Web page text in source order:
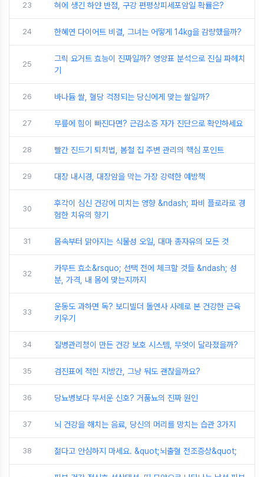
23 혀에 생긴 하얀 반점, 구강 편평상피세포암일 확률은?
24 한혜연 다이어트 비결, 그녀는 어떻게 14kg을 감량했을까?
25
그릭 요거트 효능이 진짜일까? 영양표 분석으로 진실 파헤치
기
26 바나듐 쌀, 혈당 걱정되는 당신에게 맞는 쌀일까?
27 무릎에 힘이 빠진다면? 근감소증 자가 진단으로 확인하세요
28 빨간 진드기 퇴치법, 봄철 집 주변 관리의 핵심 포인트
29 대장 내시경, 대장암을 막는 가장 강력한 예방책
30
후각이 심신 건강에 미치는 영향 &ndash; 파비 플로라로 경
험한 치유의 향기
31 몸속부터 맑아지는 식물성 오일, 대마 종자유의 모든 것
32
카무트 효소&rsquo; 선택 전에 체크할 것들 &ndash; 성
분, 가격, 내 몸에 맞는지까지
33
운동도 과하면 독? 보디빌더 돌연사 사례로 본 건강한 근육
키우기
34 질병관리청이 만든 건강 보호 시스템, 무엇이 달라졌을까?
35 검진표에 적힌 지방간, 그냥 둬도 괜찮을까요?
36 당뇨병보다 무서운 신호? 거품뇨의 진짜 원인
37 뇌 건강을 해치는 음료, 당신의 머리를 망치는 습관 3가지
38 젊다고 안심하지 마세요. &quot;뇌출혈 전조증상&quot;